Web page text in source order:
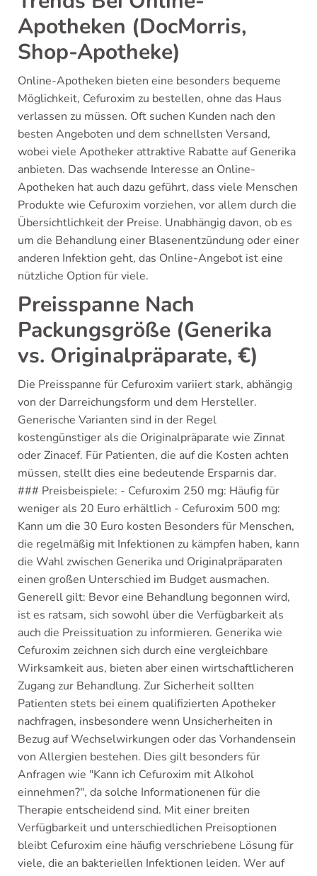
Apotheken (DocMorris,
Shop-Apotheke)
Online-Apotheken bieten eine besonders bequeme
Möglichkeit, Cefuroxim zu bestellen, ohne das Haus
verlassen zu müssen. Oft suchen Kunden nach den
besten Angeboten und dem schnellsten Versand,
wobei viele Apotheker attraktive Rabatte auf Generika
anbieten. Das wachsende Interesse an Online-
Apotheken hat auch dazu geführt, dass viele Menschen
Produkte wie Cefuroxim vorziehen, vor allem durch die
Übersichtlichkeit der Preise. Unabhängig davon, ob es
um die Behandlung einer Blasenentzündung oder einer
anderen Infektion geht, das Online-Angebot ist eine
nützliche Option für viele.
Preisspanne Nach
Packungsgröße (Generika
vs. Originalpräparate, €)
Die Preisspanne für Cefuroxim variiert stark, abhängig
von der Darreichungsform und dem Hersteller.
Generische Varianten sind in der Regel
kostengünstiger als die Originalpräparate wie Zinnat
oder Zinacef. Für Patienten, die auf die Kosten achten
müssen, stellt dies eine bedeutende Ersparnis dar.
### Preisbeispiele: - Cefuroxim 250 mg: Häufig für
weniger als 20 Euro erhältlich - Cefuroxim 500 mg:
Kann um die 30 Euro kosten Besonders für Menschen,
die regelmäßig mit Infektionen zu kämpfen haben, kann
die Wahl zwischen Generika und Originalpräparaten
einen großen Unterschied im Budget ausmachen.
Generell gilt: Bevor eine Behandlung begonnen wird,
ist es ratsam, sich sowohl über die Verfügbarkeit als
auch die Preissituation zu informieren. Generika wie
Cefuroxim zeichnen sich durch eine vergleichbare
Wirksamkeit aus, bieten aber einen wirtschaftlicheren
Zugang zur Behandlung. Zur Sicherheit sollten
Patienten stets bei einem qualifizierten Apotheker
nachfragen, insbesondere wenn Unsicherheiten in
Bezug auf Wechselwirkungen oder das Vorhandensein
von Allergien bestehen. Dies gilt besonders für
Anfragen wie "Kann ich Cefuroxim mit Alkohol
einnehmen?", da solche Informationenen für die
Therapie entscheidend sind. Mit einer breiten
Verfügbarkeit und unterschiedlichen Preisoptionen
bleibt Cefuroxim eine häufig verschriebene Lösung für
viele, die an bakteriellen Infektionen leiden. Wer auf